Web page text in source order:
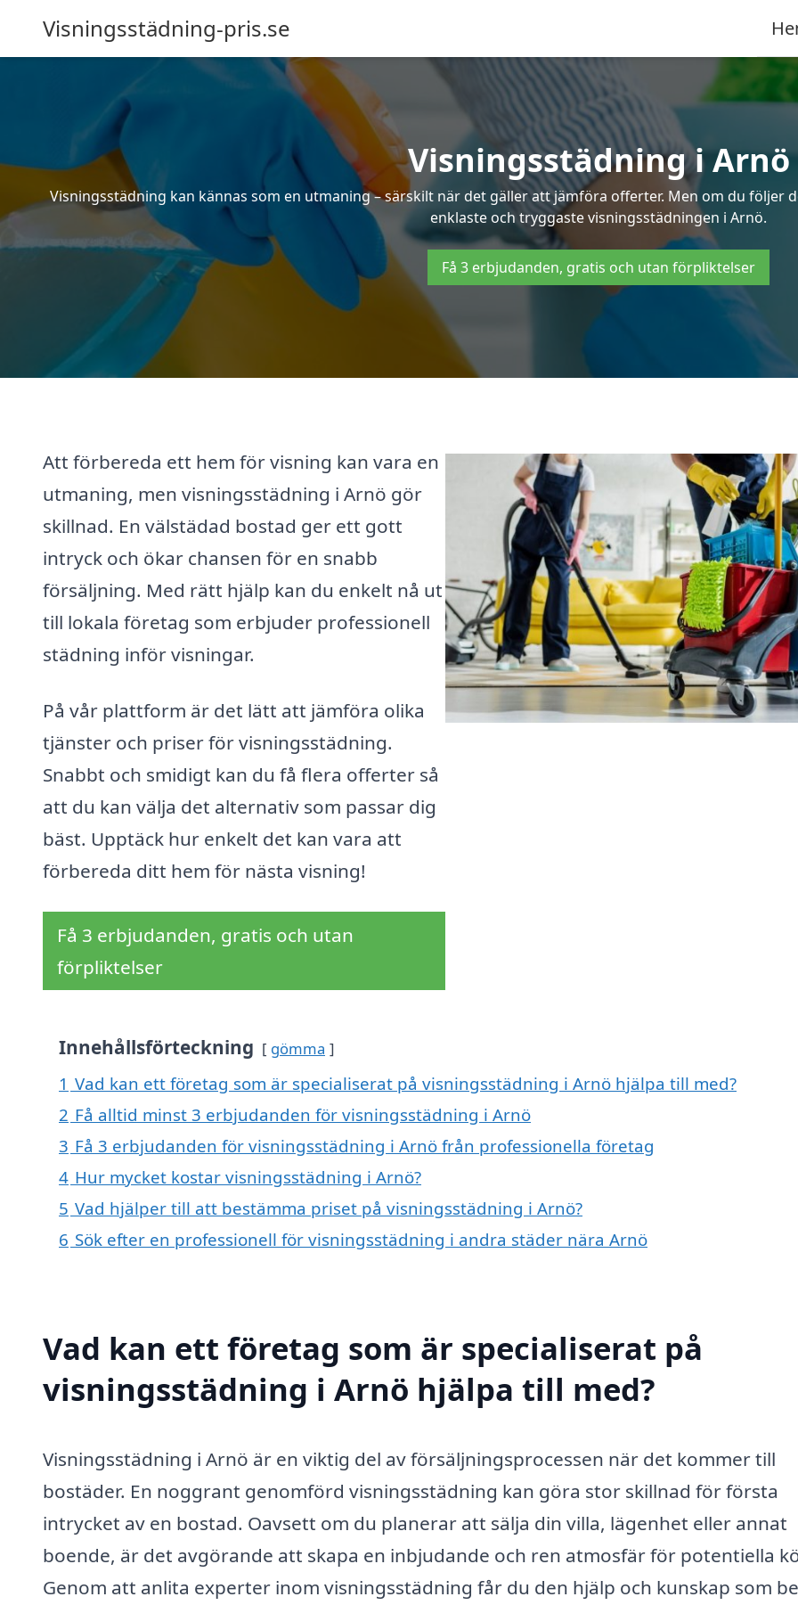
Visningsstädning-pris.se
Visningsstädning i Arnö
Visningsstädning kan kännas som en utmaning – särskilt när det gäller att jämföra offerter. Men om du följer
enklaste och tryggaste visningsstädningen i Arnö.
Få 3 erbjudanden, gratis och utan förpliktelser
Att förbereda ett hem för visning kan vara en
utmaning, men visningsstädning i Arnö gör
skillnad. En välstädad bostad ger ett gott
intryck och ökar chansen för en snabb
försäljning. Med rätt hjälp kan du enkelt nå ut
till lokala företag som erbjuder professionell
städning inför visningar.
På vår plattform är det lätt att jämföra olika
tjänster och priser för visningsstädning.
Snabbt och smidigt kan du få flera offerter så
att du kan välja det alternativ som passar dig
bäst. Upptäck hur enkelt det kan vara att
förbereda ditt hem för nästa visning!
Få 3 erbjudanden, gratis och utan
förpliktelser
Innehållsförteckning gömma
1 Vad kan ett företag som är specialiserat på visningsstädning i Arnö hjälpa till med?
2 Få alltid minst 3 erbjudanden för visningsstädning i Arnö
3 Få 3 erbjudanden för visningsstädning i Arnö från professionella företag
4 Hur mycket kostar visningsstädning i Arnö?
5 Vad hjälper till att bestämma priset på visningsstädning i Arnö?
6 Sök efter en professionell för visningsstädning i andra städer nära Arnö
Vad kan ett företag som är specialiserat på
visningsstädning i Arnö hjälpa till med?
Visningsstädning i Arnö är en viktig del av försäljningsprocessen när det kommer till
bostäder. En noggrant genomförd visningsstädning kan göra stor skillnad för första
intrycket av en bostad. Oavsett om du planerar att sälja din villa, lägenhet eller annat
boende, är det avgörande att skapa en inbjudande och ren atmosfär för potentiella
Genom att anlita experter inom visningsstädning får du den hjälp och kunskap som